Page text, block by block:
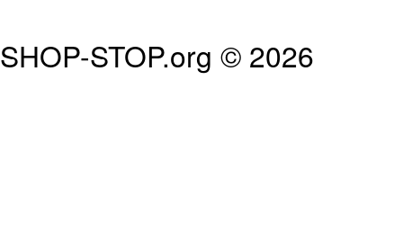
SHOP-STOP.org © 2026